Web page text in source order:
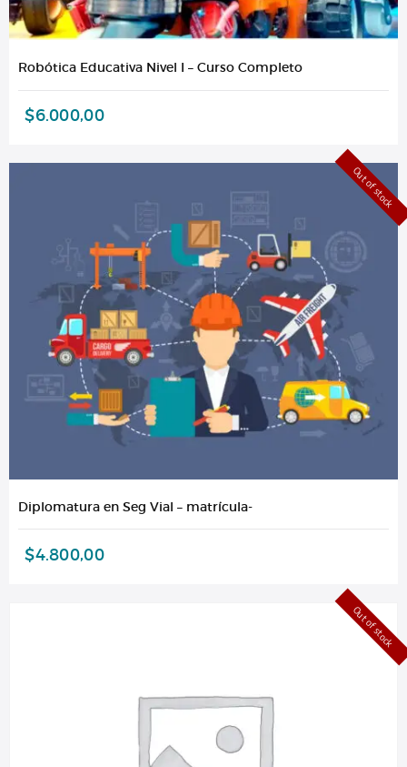
Robótica Educativa Nivel I – Curso Completo
$6.000,00
Out of stock
Diplomatura en Seg Vial – matrícula-
$4.800,00
Out of stock